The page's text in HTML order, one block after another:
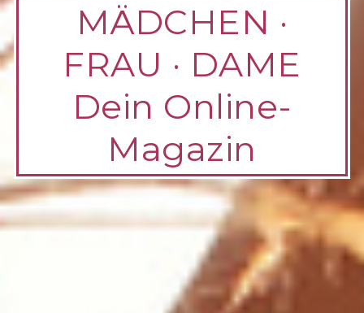
MÄDCHEN ·
FRAU · DAME
Dein Online-
Magazin